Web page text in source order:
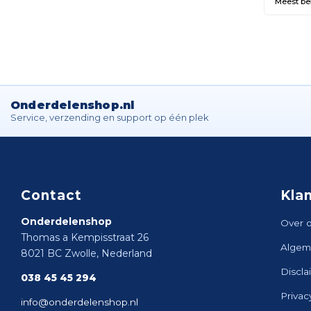
Onderdelenshop.nl
Service, verzending en support op één plek
Contact
Onderdelenshop
Thomas a Kempisstraat 26
8021 BC Zwolle, Nederland
038 45 45 294
info@onderdelenshop.nl
Over